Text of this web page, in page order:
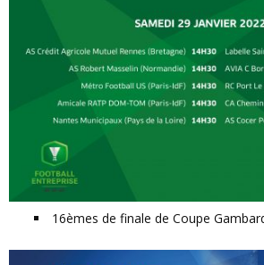
16èmes de finale de Coupe